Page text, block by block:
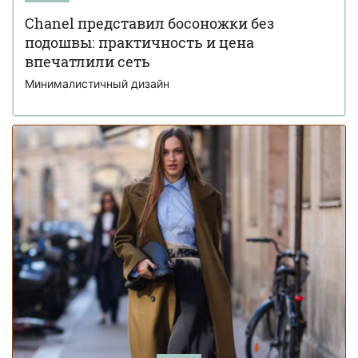
17 июля 18:53
Balenciaga выпустили самую дорогую в мире
авоську за 7 тысяч долларов (фото)
Chanel представил босоножки без
подошвы: практичность и цена
впечатлили сеть
Минималистичный дизайн